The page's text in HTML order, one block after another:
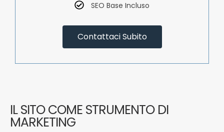
SEO Base Incluso
Contattaci Subito
IL SITO COME STRUMENTO DI
MARKETING